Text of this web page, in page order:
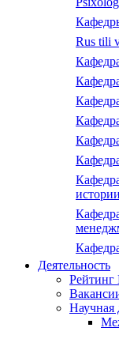
Rus tili
истории
Деятельность
Рейтинг
Научная